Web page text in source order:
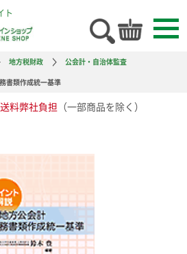
ト
地方税財政
公会計・自治体監査
書類作成統一基準
料弊社負担 （一部商品を除く）